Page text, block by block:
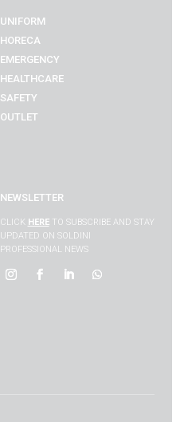
UNIFORM
HORECA
EMERGENCY
HEALTHCARE
SAFETY
OUTLET
NEWSLETTER
CLICK HERETO SUBSCRIBE AND STAY
UPDATED ON SOLDINI
PROFESSIONAL NEWS